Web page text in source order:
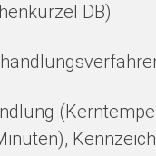
DB)